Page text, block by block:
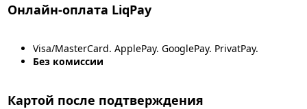
Онлайн-оплата LiqPay
Visa/MasterCard. ApplePay. GooglePay. PrivatPay.
Без комиссии
Картой после подтверждения